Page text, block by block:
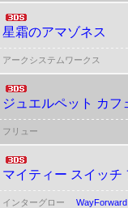
星霜のアマゾネス
アークシステムワークス
ジュエルペット カフ
フリュー
マイティー スイッチ
インターグロー WayForward